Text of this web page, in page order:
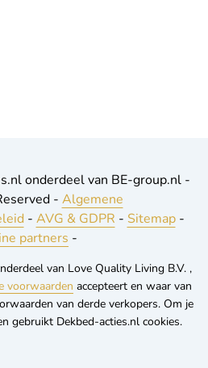
onderdeel van BE-group.nl -
- Algemene
- AVG & GDPR - Sitemap-
partners -
van Love Quality Living B.V. ,
voorwaarden accepteert en waar van
van derde verkopers. Om je
gebruikt Dekbed-acties.nl cookies.